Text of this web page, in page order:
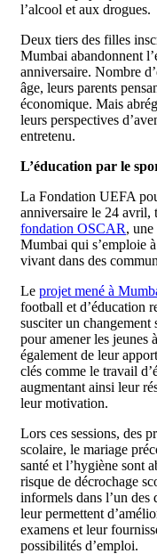
l’alcool et aux drogues.
Deux tiers des filles
Mumbai abandonnent
anniversaire. Nombre
âge, leurs parents
économique. Mais
leurs perspectives
entretenu.
L’éducation par le
La Fondation UEFA
anniversaire le 24 avril,
fondation OSCAR,
Mumbai qui s’emploie
vivant dans des
Le projet mené à
football et d’éducation
susciter un
pour amener les jeunes
également de leur
clés comme le travail
augmentant ainsi leur
leur motivation.
Lors ces sessions, des
scolaire, le mariage
santé et l’hygiène sont
risque de décrochage
informels dans l’un des
leur permettent
examens et leur
possibilités d’emploi.